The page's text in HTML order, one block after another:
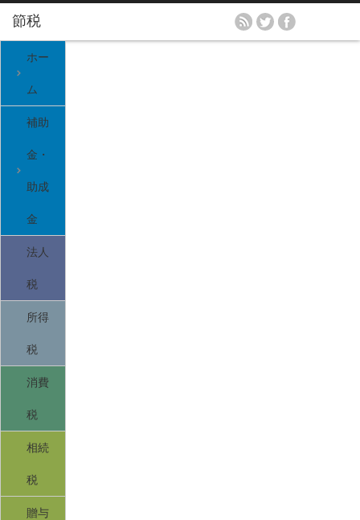
ホー
ム
補助
金・
助成
金
法人
税
所得
税
消費
税
相続
税
贈与